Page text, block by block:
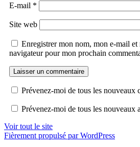
E-mail *
Site web
Enregistrer mon nom, mon e-mail et
navigateur pour mon prochain
Prévenez-moi de tous les nouveaux
Prévenez-moi de tous les nouveaux
Voir tout le site
Fièrement propulsé par WordPress